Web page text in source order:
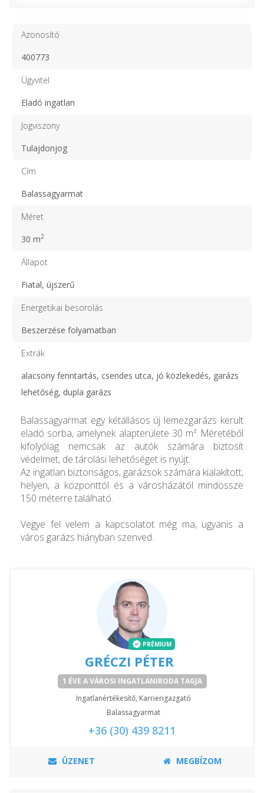
Azonosító
400773
Ügyvitel
Eladó ingatlan
Jogviszony
Tulajdonjog
Cím
Balassagyarmat
Méret
30 m2
Állapot
Fiatal, újszerű
Energetikai besorolás
Beszerzése folyamatban
Extrák
alacsony fenntartás, csendes utca, jó közlekedés, garázs
lehetőség, dupla garázs
Balassagyarmat egy kétállásos új lemezgarázs került
eladó sorba, amelynek alapterülete 30 m². Méretéből
kifolyólag nemcsak az autók számára biztosít
védelmet, de tárolási lehetőséget is nyújt.
Az ingatlan biztonságos, garázsok számára kialakított,
helyen, a központtól és a városházától mindössze
150 méterre található.
Vegye fel velem a kapcsolatot még ma, ugyanis a
város garázs hiányban szenved.
PRÉMIUM
GRÉCZI PÉTER
1 ÉVE A VÁROSI INGATLANIRODA TAGJA
Ingatlanértékesítő, Karrierigazgató
Balassagyarmat
+36 (30) 439 8211
ÜZENET MEGBÍZOM